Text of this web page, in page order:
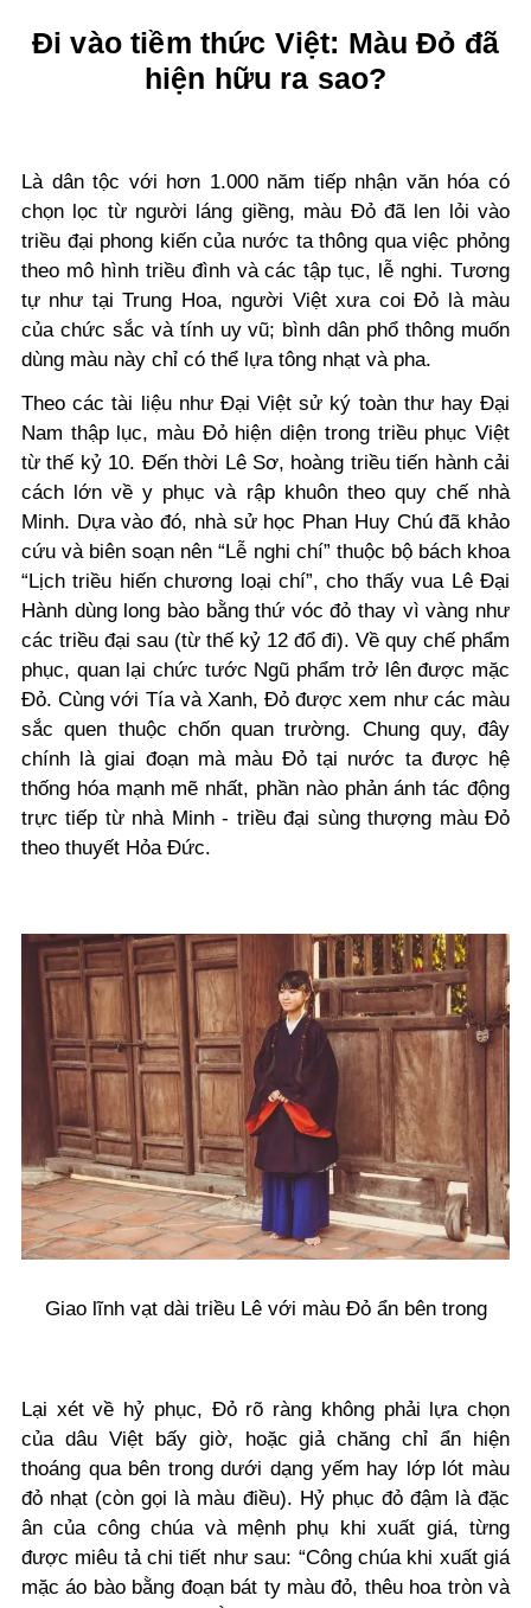
Đi vào tiềm thức Việt: Màu Đỏ đã
hiện hữu ra sao?
Là dân tộc với hơn 1.000 năm tiếp nhận văn hóa có
chọn lọc từ người láng giềng, màu Đỏ đã len lỏi vào
triều đại phong kiến của nước ta thông qua việc phỏng
theo mô hình triều đình và các tập tục, lễ nghi. Tương
tự như tại Trung Hoa, người Việt xưa coi Đỏ là màu
của chức sắc và tính uy vũ; bình dân phổ thông muốn
dùng màu này chỉ có thể lựa tông nhạt và pha.
Theo các tài liệu như Đại Việt sử ký toàn thư hay Đại
Nam thập lục, màu Đỏ hiện diện trong triều phục Việt
từ thế kỷ 10. Đến thời Lê Sơ, hoàng triều tiến hành cải
cách lớn về y phục và rập khuôn theo quy chế nhà
Minh. Dựa vào đó, nhà sử học Phan Huy Chú đã khảo
cứu và biên soạn nên “Lễ nghi chí” thuộc bộ bách khoa
“Lịch triều hiến chương loại chí”, cho thấy vua Lê Đại
Hành dùng long bào bằng thứ vóc đỏ thay vì vàng như
các triều đại sau (từ thế kỷ 12 đổ đi). Về quy chế phẩm
phục, quan lại chức tước Ngũ phẩm trở lên được mặc
Đỏ. Cùng với Tía và Xanh, Đỏ được xem như các màu
sắc quen thuộc chốn quan trường. Chung quy, đây
chính là giai đoạn mà màu Đỏ tại nước ta được hệ
thống hóa mạnh mẽ nhất, phần nào phản ánh tác động
trực tiếp từ nhà Minh - triều đại sùng thượng màu Đỏ
theo thuyết Hỏa Đức.
Giao lĩnh vạt dài triều Lê với màu Đỏ ẩn bên trong
Lại xét về hỷ phục, Đỏ rõ ràng không phải lựa chọn
của dâu Việt bấy giờ, hoặc giả chăng chỉ ẩn hiện
thoáng qua bên trong dưới dạng yếm hay lớp lót màu
đỏ nhạt (còn gọi là màu điều). Hỷ phục đỏ đậm là đặc
ân của công chúa và mệnh phụ khi xuất giá, từng
được miêu tả chi tiết như sau: “Công chúa khi xuất giá
mặc áo bào bằng đoạn bát ty màu đỏ, thêu hoa tròn và